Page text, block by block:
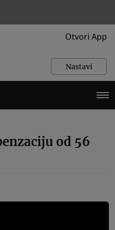
Otvori App
Nastavi
od 56